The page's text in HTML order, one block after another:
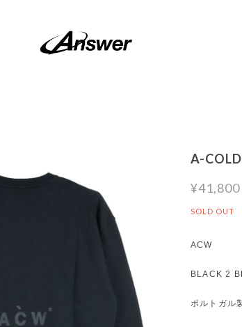
A-
¥41,800
SOLD OUT
ACW
BLACK 2
ポルトガル